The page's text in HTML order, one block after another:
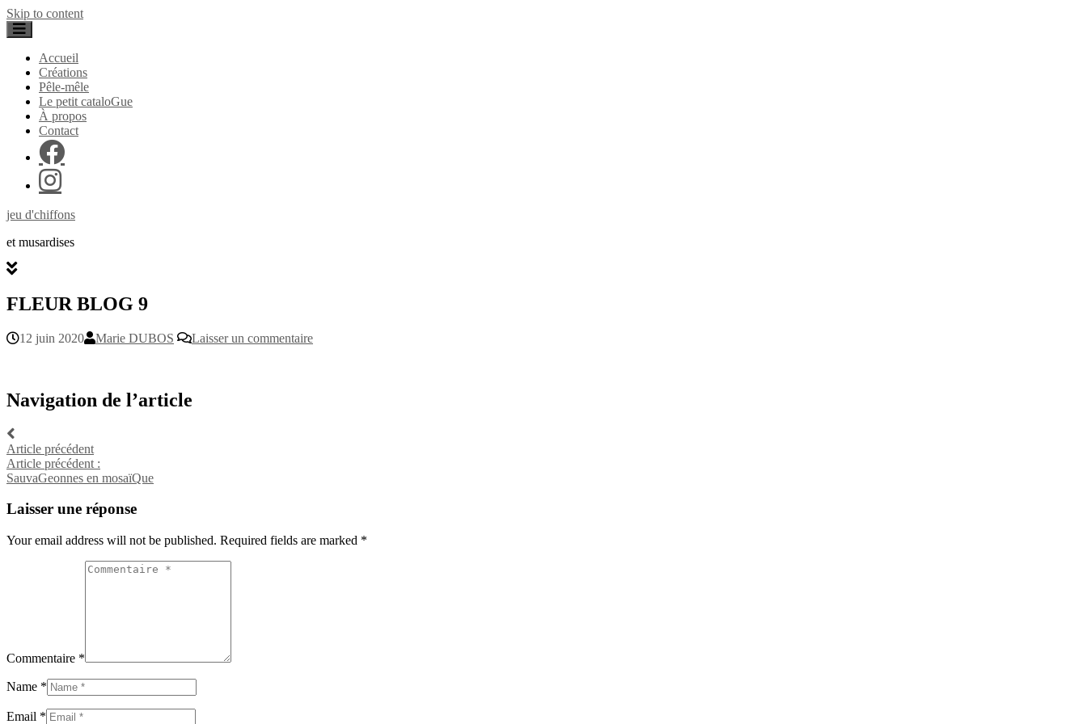
Skip to content
Accueil
Créations
Pêle-mêle
Le petit cataloGue
À propos
Contact
jeu d'chiffons
et musardises
FLEUR BLOG 9
12 juin 2020 Marie DUBOS Laisser un commentaire
Navigation de l’article
Article précédent
Article précédent :
SauvaGeonnes en mosaïQue
Laisser une réponse
Your email address will not be published. Required fields are marked *
Commentaire *
Name *
Email *